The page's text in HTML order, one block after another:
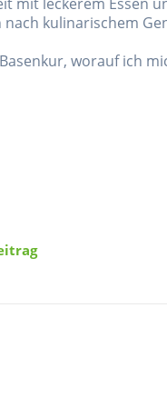
mit leckerem Essen
kulinarischem
worauf ich